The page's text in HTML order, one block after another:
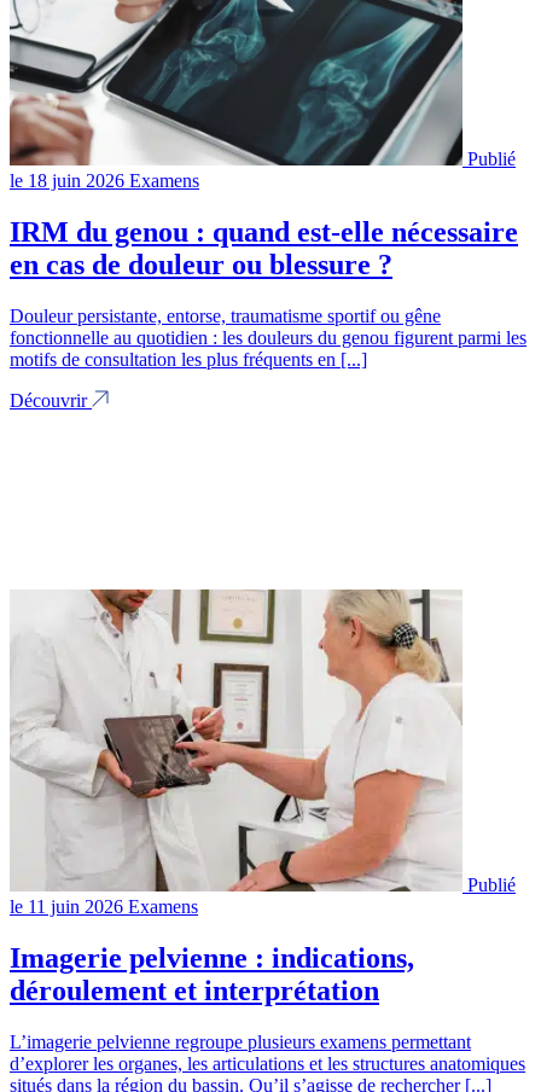
Publié
le 18 juin 2026 Examens
IRM du genou : quand est-elle nécessaire
en cas de douleur ou blessure ?
Douleur persistante, entorse, traumatisme sportif ou gêne
fonctionnelle au quotidien : les douleurs du genou figurent parmi les
motifs de consultation les plus fréquents en [...]
Découvrir
Publié
le 11 juin 2026 Examens
Imagerie pelvienne : indications,
déroulement et interprétation
L’imagerie pelvienne regroupe plusieurs examens permettant
d’explorer les organes, les articulations et les structures anatomiques
situés dans la région du bassin. Qu’il s’agisse de rechercher [...]